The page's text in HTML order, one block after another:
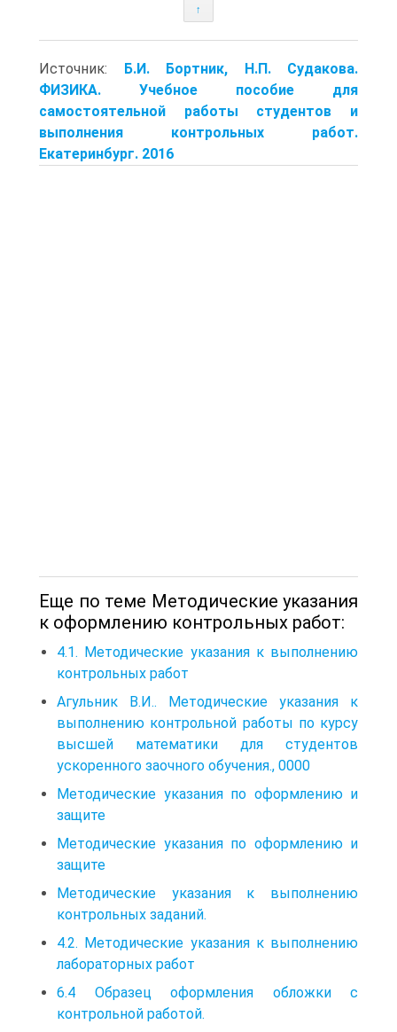
↑
Источник: Б.И. Бортник, Н.П. Судакова.
ФИЗИКА. Учебное пособие для
самостоятельной работы студентов и
выполнения контрольных работ.
Екатеринбург. 2016
Еще по теме Методические указания
к оформлению контрольных работ:
4.1. Методические указания к выполнению
контрольных работ
Агульник В.И.. Методические указания к
выполнению контрольной работы по курсу
высшей математики для студентов
ускоренного заочного обучения., 0000
Методические указания по оформлению и
защите
Методические указания по оформлению и
защите
Методические указания к выполнению
контрольных заданий.
4.2. Методические указания к выполнению
лабораторных работ
6.4 Образец оформления обложки с
контрольной работой.